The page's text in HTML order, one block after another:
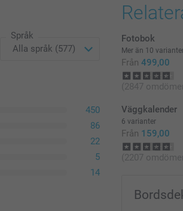
Foto på
Vit
Svart
Silver
Mullvad
Det finns ett
Språk
450
86
22
5
14
Fotobok
Mer än 10
Från 499,00
(2847
Väggkalender
6 varianter
Från 159,00
(2207